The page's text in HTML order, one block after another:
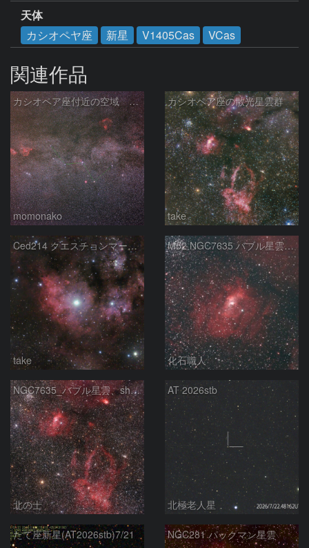
天体
カシオペヤ座
新星 V1405Cas VCas
関連作品
カシオペア座付近の空域 260720
momonako
カシオペア座の散光星雲群
take
Ced214 クエスチョンマーク星雲の“心臓部”
take
M52 NGC7635 バブル星雲 Sh2-159 カシオペア座
化石職人
NGC7635_バブル星雲、sh2-157_くわがた星雲
北の士
AT 2026stb
北極老人星
たて座新星(AT2026stb)7/21 NGC281 パックマン星雲